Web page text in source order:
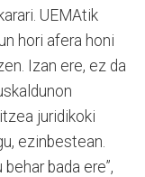
UEMAtik
hori afera honi
Izan ere, ez da
juridikoki
ezinbestean.
bada ere”,